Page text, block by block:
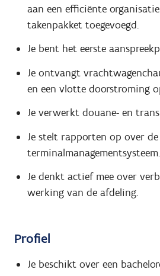
aan een efficiënte
takenpakket toegevoegd.
Je bent het eerste
Je ontvangt
en een vlotte doorstroming
Je verwerkt douane- en
Je stelt rapporten op over
terminalmanagementsysteem.
Je denkt actief mee over
werking van de afdeling.
Profiel
Je beschikt over een